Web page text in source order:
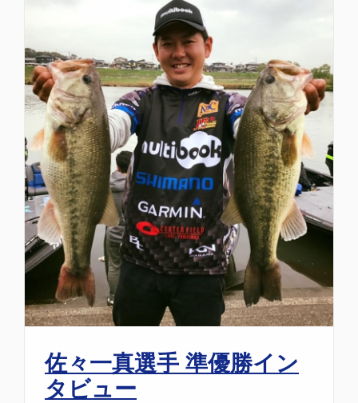
佐々一真選手 準優勝イン
タビュー